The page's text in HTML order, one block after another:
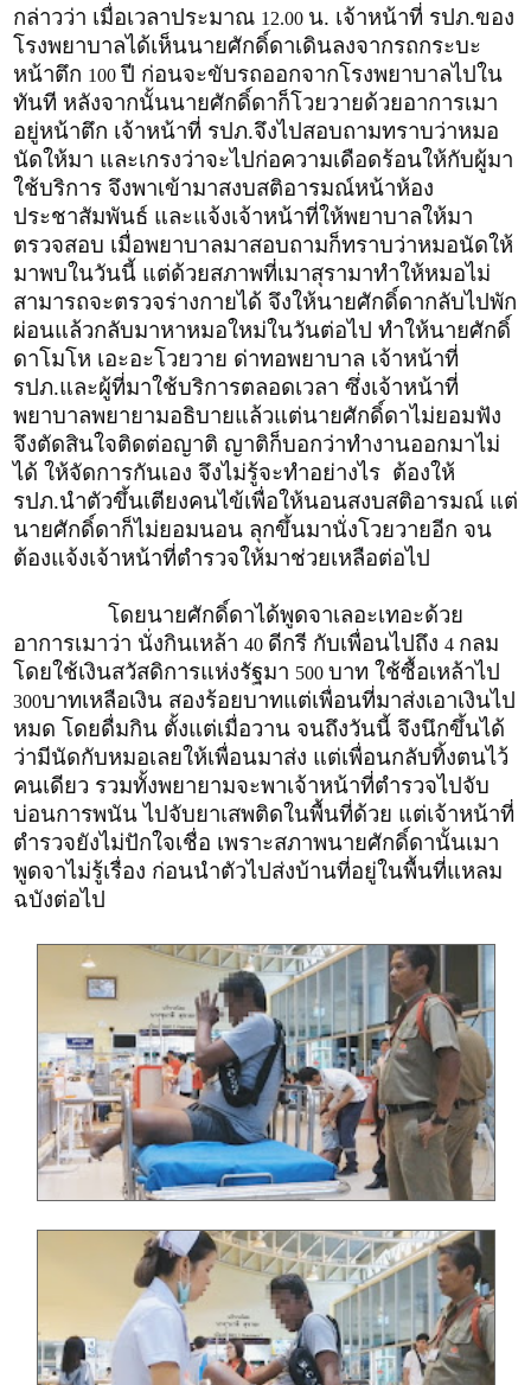
กล่าวว่า เมื่อเวลาประมาณ 12.00 น. เจ้าหน้าที่ รปภ.ของ
โรงพยาบาลได้เห็นนายศักดิ์ดาเดินลงจากรถกระบะ
หน้าตึก 100 ปี ก่อนจะขับรถออกจากโรงพยาบาลไปใน
ทันที หลังจากนั้นนายศักดิ์ดาก็โวยวายด้วยอาการเมา
อยู่หน้าตึก เจ้าหน้าที่ รปภ.จึงไปสอบถามทราบว่าหมอ
นัดให้มา และเกรงว่าจะไปก่อความเดือดร้อนให้กับผู้มา
ใช้บริการ จึงพาเข้ามาสงบสติอารมณ์หน้าห้อง
ประชาสัมพันธ์ และแจ้งเจ้าหน้าที่ให้พยาบาลให้มา
ตรวจสอบ เมื่อพยาบาลมาสอบถามก็ทราบว่าหมอนัดให้
มาพบในวันนี้ แต่ด้วยสภาพที่เมาสุรามาทำให้หมอไม่
สามารถจะตรวจร่างกายได้ จึงให้นายศักดิ์ดากลับไปพัก
ผ่อนแล้วกลับมาหาหมอใหม่ในวันต่อไป ทำให้นายศักดิ์
ดาโมโห เอะอะโวยวาย ด่าทอพยาบาล เจ้าหน้าที่
รปภ.และผู้ที่มาใช้บริการตลอดเวลา ซึ่งเจ้าหน้าที่
พยาบาลพยายามอธิบายแล้วแต่นายศักดิ์ดาไม่ยอมฟัง
จึงตัดสินใจติดต่อญาติ ญาติก็บอกว่าทำงานออกมาไม่
ได้ ให้จัดการกันเอง จึงไม่รู้จะทำอย่างไร ต้องให้
รปภ.นำตัวขึ้นเตียงคนไข้เพื่อให้นอนสงบสติอารมณ์ แต่
นายศักดิ์ดาก็ไม่ยอมนอน ลุกขึ้นมานั่งโวยวายอีก จน
ต้องแจ้งเจ้าหน้าที่ตำรวจให้มาช่วยเหลือต่อไป
โดยนายศักดิ์ดาได้พูดจาเลอะเทอะด้วย
อาการเมาว่า นั่งกินเหล้า 40 ดีกรี กับเพื่อนไปถึง 4 กลม
โดยใช้เงินสวัสดิการแห่งรัฐมา 500 บาท ใช้ซื้อเหล้าไป
300บาทเหลือเงิน สองร้อยบาทแต่เพื่อนที่มาส่งเอาเงินไป
หมด โดยดื่มกิน ตั้งแต่เมื่อวาน จนถึงวันนี้ จึงนึกขึ้นได้
ว่ามีนัดกับหมอเลยให้เพื่อนมาส่ง แต่เพื่อนกลับทิ้งตนไว้
คนเดียว รวมทั้งพยายามจะพาเจ้าหน้าที่ตำรวจไปจับ
บ่อนการพนัน ไปจับยาเสพติดในพื้นที่ด้วย แต่เจ้าหน้าที่
ตำรวจยังไม่ปักใจเชื่อ เพราะสภาพนายศักดิ์ดานั้นเมา
พูดจาไม่รู้เรื่อง ก่อนนำตัวไปส่งบ้านที่อยู่ในพื้นที่แหลม
ฉบังต่อไป